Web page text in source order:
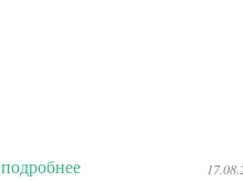
подробнее